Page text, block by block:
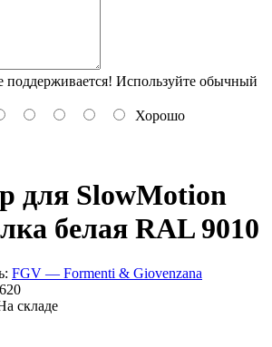
поддерживается! Используйте обычный
Хорошо
для SlowMotion
белая RAL 9010
FGV — Formenti & Giovenzana
складе